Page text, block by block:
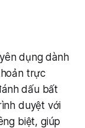
dụng dành
trực
dấu bất
duyệt với
biệt, giúp